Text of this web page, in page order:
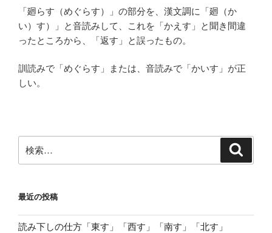
「廻らす（めぐらす）」の部分を、漢文調に「廻（か
い）す）」と音読みして、これを「かえす」と聞き間違
ったところから、「返す」と誤ったもの。
訓読みで「めぐらす」または、音読みで「かいす」が正
しい。
索:
最近の投稿
読み下しの仕方「東す」「西す」「南す」「北す」